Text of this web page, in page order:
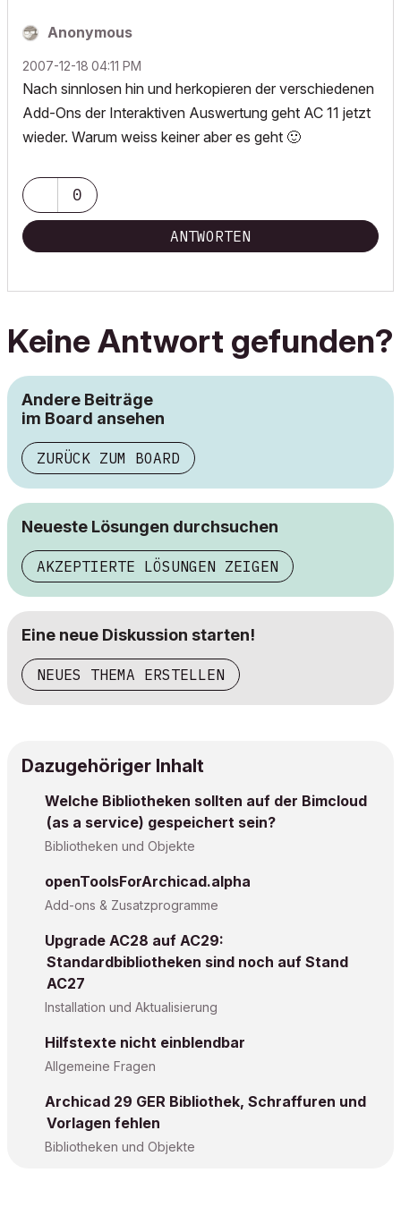
Anonymous
‎2007-12-18 04:11 PM
Nach sinnlosen hin und herkopieren der verschiedenen
Add-Ons der Interaktiven Auswertung geht AC 11 jetzt
wieder. Warum weiss keiner aber es geht 🙂
0
ANTWORTEN
Keine Antwort gefunden?
Andere Beiträge
im Board ansehen
ZURÜCK ZUM BOARD
Neueste Lösungen durchsuchen
AKZEPTIERTE LÖSUNGEN ZEIGEN
Eine neue Diskussion starten!
NEUES THEMA ERSTELLEN
Dazugehöriger Inhalt
Welche Bibliotheken sollten auf der Bimcloud
(as a service) gespeichert sein?
Bibliotheken und Objekte
openToolsForArchicad.alpha
Add-ons & Zusatzprogramme
Upgrade AC28 auf AC29:
Standardbibliotheken sind noch auf Stand
AC27
Installation und Aktualisierung
Hilfstexte nicht einblendbar
Allgemeine Fragen
Archicad 29 GER Bibliothek, Schraffuren und
Vorlagen fehlen
Bibliotheken und Objekte